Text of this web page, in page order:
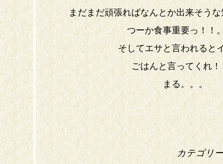
まだまだ頑張ればなんとか出来そう
つーか食事重要っ！！
そしてエサと言われると
ごはんと言ってくれ
まる。。。
カテゴリ